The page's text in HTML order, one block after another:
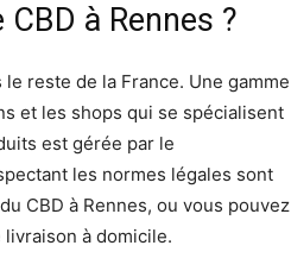
à Rennes ?
reste de la France. Une gamme
et les shops qui se spécialisent
est gérée par le
les normes légales sont
CBD à Rennes, ou vous pouvez
à domicile.